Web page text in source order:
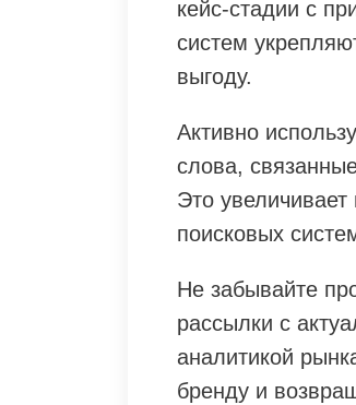
кейс-стадии с
систем
выгоду.
Активно
слова,
Это
поисковых
Не забывайте
рассылки с
аналитикой
бренду и